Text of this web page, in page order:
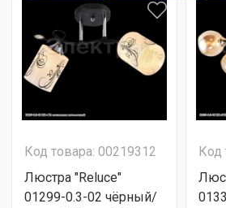
Код товара: 00219312
Люстра "Reluce"
01299-0.3-02 чёрный/
Код